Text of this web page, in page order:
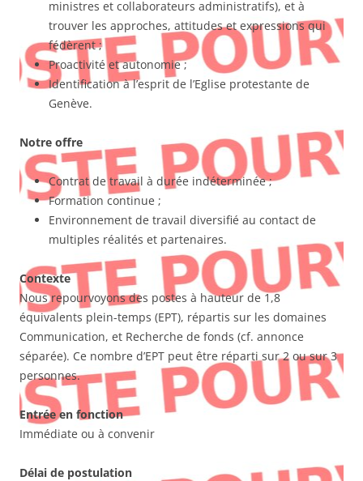
ministres et collaborateurs administratifs), et à
trouver les approches, attitudes et expressions qui
fédèrent ;
Proactivité et autonomie ;
Identification à l’esprit de l’Eglise protestante de
Genève.
Notre offre
Contrat de travail à durée indéterminée ;
Formation continue ;
Environnement de travail diversifié au contact de
multiples réalités et partenaires.
Contexte
Nous repourvoyons des postes à hauteur de 1,8
équivalents plein-temps (EPT), répartis sur les domaines
Communication, et Recherche de fonds (cf. annonce
séparée). Ce nombre d’EPT peut être réparti sur 2 ou sur 3
personnes.
Entrée en fonction
Immédiate ou à convenir
Délai de postulation